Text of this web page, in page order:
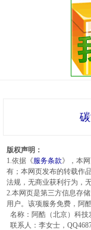
版权声明：
1.依据《服务条款》，本
有；本网页发布的转载作
法规，无商业获利行为，
2.本网页是第三方信息存
用户。该项服务免费，阿
名称：阿酷（北京）科技
联系人：李女士，